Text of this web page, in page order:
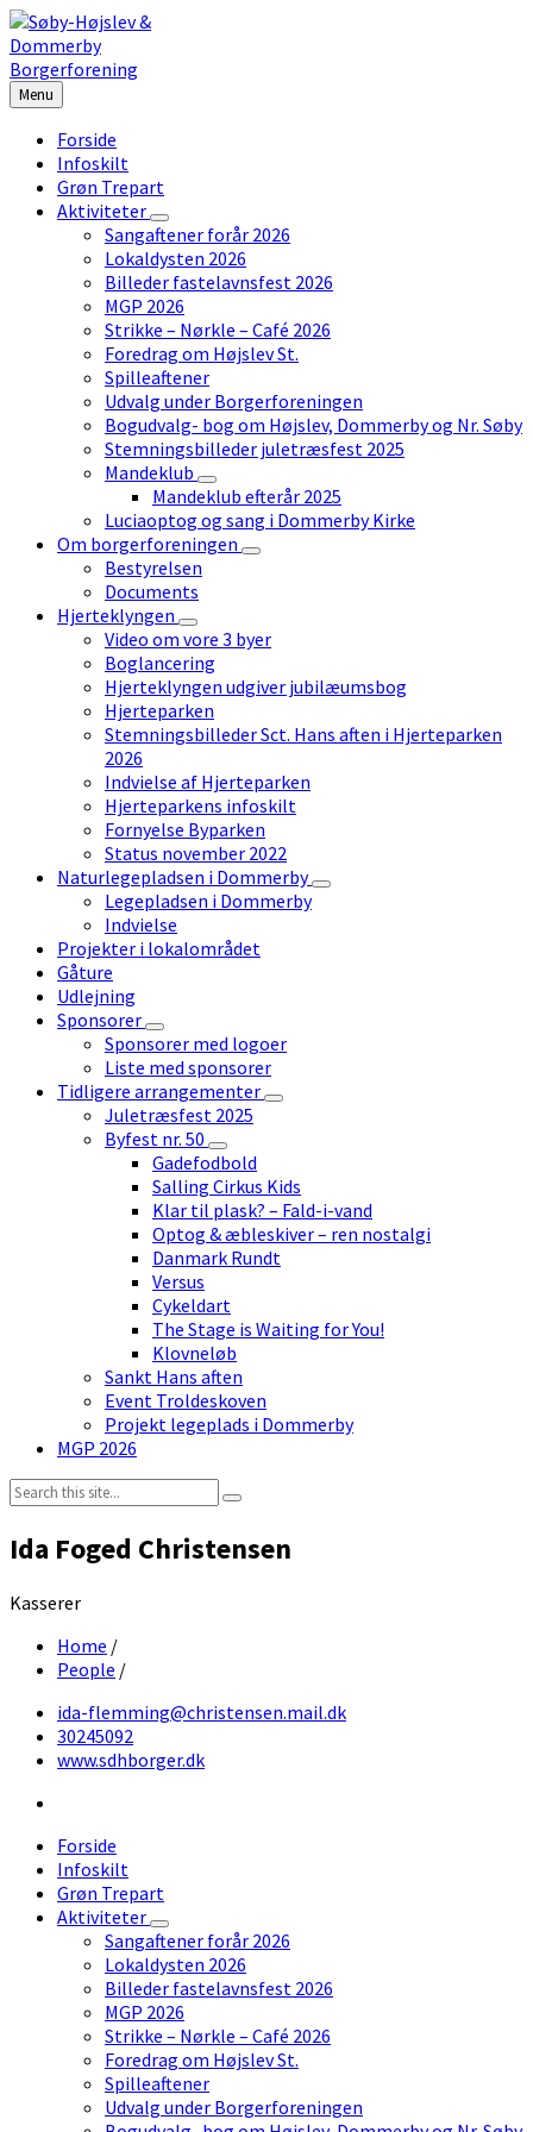
Skip
to
content
Skip
to
left
sidebar
Skip
to
footer
Menu
Forside
Infoskilt
Grøn Trepart
Aktiviteter
Sangaftener forår 2026
Lokaldysten 2026
Billeder fastelavnsfest 2026
MGP 2026
Strikke – Nørkle – Café 2026
Foredrag om Højslev St.
Spilleaftener
Udvalg under Borgerforeningen
Bogudvalg- bog om Højslev, Dommerby og Nr. Søby
Stemningsbilleder juletræsfest 2025
Mandeklub
Mandeklub efterår 2025
Luciaoptog og sang i Dommerby Kirke
Om borgerforeningen
Bestyrelsen
Documents
Hjerteklyngen
Video om vore 3 byer
Boglancering
Hjerteklyngen udgiver jubilæumsbog
Hjerteparken
Stemningsbilleder Sct. Hans aften i Hjerteparken
2026
Indvielse af Hjerteparken
Hjerteparkens infoskilt
Fornyelse Byparken
Status november 2022
Naturlegepladsen i Dommerby
Legepladsen i Dommerby
Indvielse
Projekter i lokalområdet
Gåture
Udlejning
Sponsorer
Sponsorer med logoer
Liste med sponsorer
Tidligere arrangementer
Juletræsfest 2025
Byfest nr. 50
Gadefodbold
Salling Cirkus Kids
Klar til plask? – Fald-i-vand
Optog & æbleskiver – ren nostalgi
Danmark Rundt
Versus
Cykeldart
The Stage is Waiting for You!
Klovneløb
Sankt Hans aften
Event Troldeskoven
Projekt legeplads i Dommerby
MGP 2026
Search:
Ida Foged Christensen
Kasserer
Home /
People /
ida-flemming@christensen.mail.dk
30245092
www.sdhborger.dk
Forside
Infoskilt
Grøn Trepart
Aktiviteter
Sangaftener forår 2026
Lokaldysten 2026
Billeder fastelavnsfest 2026
MGP 2026
Strikke – Nørkle – Café 2026
Foredrag om Højslev St.
Spilleaftener
Udvalg under Borgerforeningen